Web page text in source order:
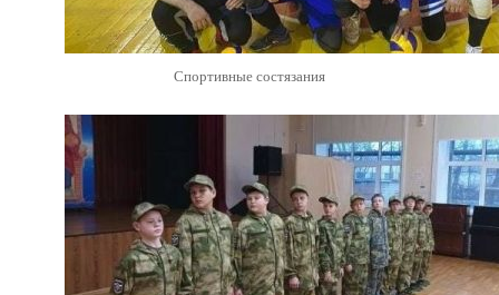
Спортивные состязания